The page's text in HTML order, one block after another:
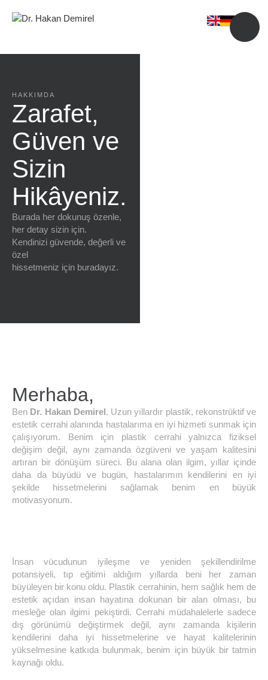
HAKKIMDA
Zarafet,
Güven ve
Sizin
Hikâyeniz.
Burada her dokunuş özenle,
her detay sizin için.
Kendinizi güvende, değerli ve
özel
hissetmeniz için buradayız.
Merhaba,
Ben Dr. Hakan Demirel. Uzun yıllardır plastik, rekonstrüktif ve
estetik cerrahi alanında hastalarıma en iyi hizmeti sunmak için
çalışıyorum. Benim için plastik cerrahi yalnızca fiziksel
değişim değil, aynı zamanda özgüveni ve yaşam kalitesini
artıran bir dönüşüm süreci. Bu alana olan ilgim, yıllar içinde
daha da büyüdü ve bugün, hastalarımın kendilerini en iyi
şekilde hissetmelerini sağlamak benim en büyük
motivasyonum.
İnsan vücudunun iyileşme ve yeniden şekillendirilme
potansiyeli, tıp eğitimi aldığım yıllarda beni her zaman
büyüleyen bir konu oldu. Plastik cerrahinin, hem sağlık hem de
estetik açıdan insan hayatına dokunan bir alan olması, bu
mesleğe olan ilgimi pekiştirdi. Cerrahi müdahalelerle sadece
dış görünümü değiştirmek değil, aynı zamanda kişilerin
kendilerini daha iyi hissetmelerine ve hayat kalitelerinin
yükselmesine katkıda bulunmak, benim için büyük bir tatmin
kaynağı oldu.